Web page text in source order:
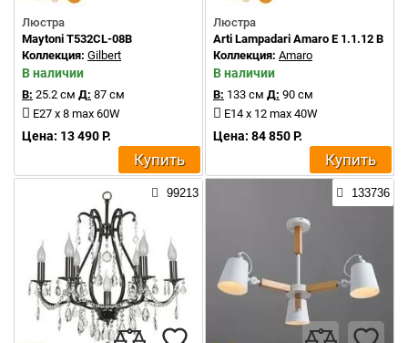
Люстра
Maytoni T532CL-08B
Коллекция: Gilbert
В наличии
В: 25.2 см Д: 87 см
E27 x 8 max 60W
Цена: 13 490 Р.
Купить
Люстра
Arti Lampadari Amaro E 1.1.12 B
Коллекция: Amaro
В наличии
В: 133 см Д: 90 см
E14 x 12 max 40W
Цена: 84 850 Р.
Купить
99213 133736